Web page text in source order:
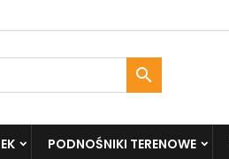

PODNOŚNIKI TERENOWE